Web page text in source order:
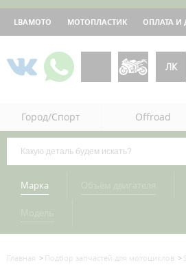
LBAMOTO МОТОПЛАСТИК ОПЛАТА И
ЛК
Город/Спорт Offroad
Марка
Главная Подбор запчастей для мотоциклов